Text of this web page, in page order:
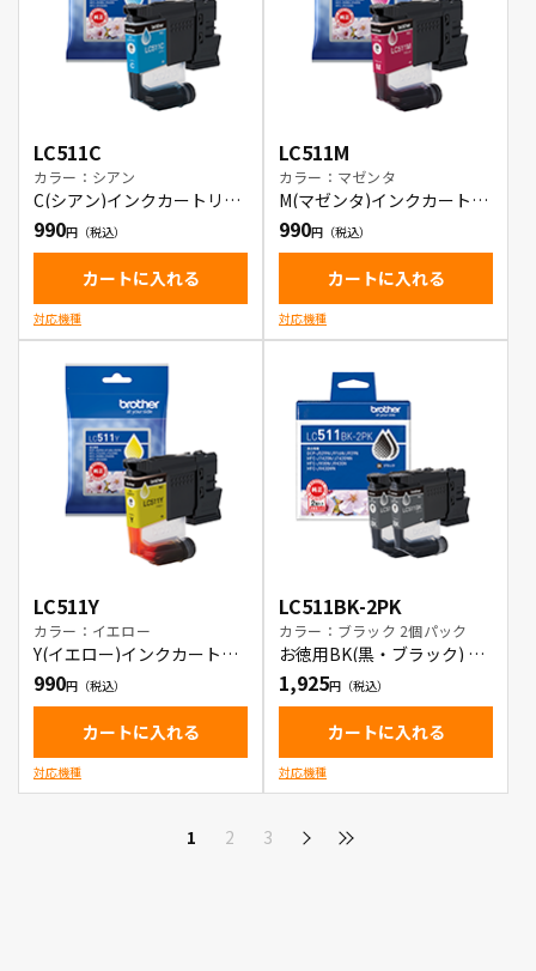
LC511C
カラー：シアン
C(シアン)インクカートリッ
ジ
990
カートに入れる
対応機種
LC511M
カラー：マゼンタ
M(マゼンタ)インクカートリ
ッジ
990
カートに入れる
対応機種
LC511Y
カラー：イエロー
Y(イエロー)インクカートリ
ッジ
990
カートに入れる
対応機種
LC511BK-2PK
カラー：ブラック 2個パック
お徳用BK(黒・ブラック) 2
本パック インクカートリッ
ジ
1,925
カートに入れる
対応機種
1 2 3